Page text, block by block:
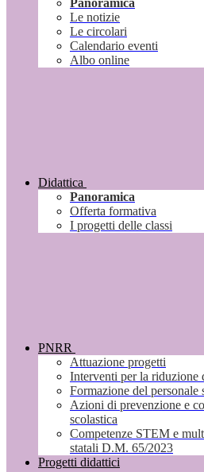
Panoramica
Le notizie
Le circolari
Calendario eventi
Albo online
Didattica
Panoramica
Offerta formativa
I progetti delle classi
PNRR
Attuazione progetti
Interventi per la riduzione
Formazione del personale
Azioni di prevenzione e
scolastica
Competenze STEM e
statali D.M. 65/2023
Progetti didattici